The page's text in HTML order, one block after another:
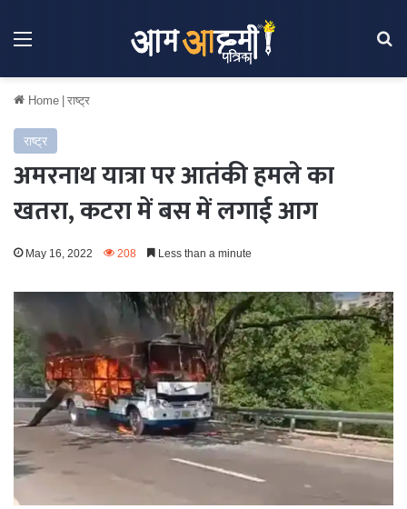
Menu
Home राष्ट्र
राष्ट्र
अमरनाथ यात्रा पर आतंकी हमले का
खतरा, कटरा में बस में लगाई आग
May 16, 2022 208 Less than a minute